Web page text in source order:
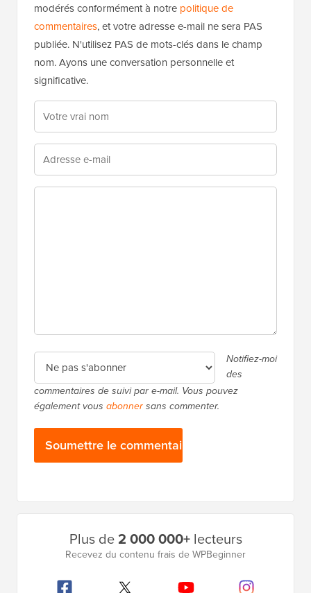
modérés conformément à notre politique de
commentaires, et votre adresse e-mail ne sera PAS
publiée. N'utilisez PAS de mots-clés dans le champ
nom. Ayons une conversation personnelle et
significative.
Notifiez-moi
des
commentaires de suivi par e-mail. Vous pouvez
également vous abonnersans commenter.
Plus de2 000 000+lecteurs
Recevez du contenu frais de WPBeginner